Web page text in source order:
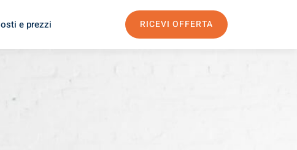
e prezzi RICEVI OFFERTA